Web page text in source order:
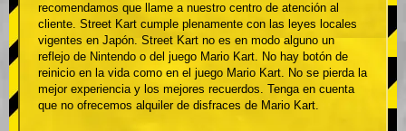
recomendamos que llame a nuestro centro de atención al
cliente. Street Kart cumple plenamente con las leyes locales
vigentes en Japón. Street Kart no es en modo alguno un
reflejo de Nintendo o del juego Mario Kart. No hay botón de
reinicio en la vida como en el juego Mario Kart. No se pierda la
mejor experiencia y los mejores recuerdos. Tenga en cuenta
que no ofrecemos alquiler de disfraces de Mario Kart.